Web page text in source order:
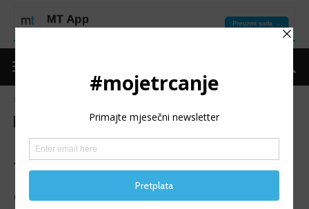
Izdvojeno Ostalo Put do forme Trening
DOBRODOŠLI U SVIJET
TRČANJA: Devet savjeta za
ostvariti maksimalne